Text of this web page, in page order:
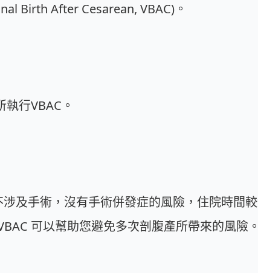
Birth After Cesarean, VBAC)。
行VBAC。
及手術，沒有手術併發症的風險，住院時間較
可以幫助您避免多次剖腹產所帶來的風險。